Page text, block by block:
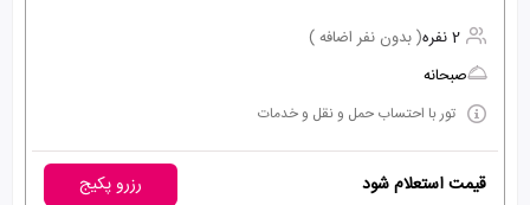
2 نفره
( بدون نفر اضافه )
صبحانه
تور با احتساب حمل و نقل و خدمات
قیمت استعلام شود رزرو پکیج